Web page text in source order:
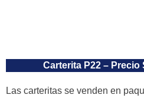
Carterita P22 – Precio
Las carteritas se venden en